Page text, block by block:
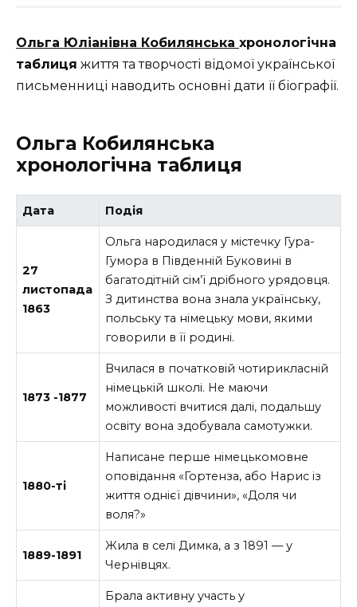
Ольга Юліанівна Кобилянська хронологічна
таблиця життя та творчості відомої української
письменниці наводить основні дати її біографії.
Ольга Кобилянська
хронологічна таблиця
Дата Подія
27
листопада
1863
Ольга народилася у містечку Гура-
Гумора в Південній Буковині в
багатодітній сім’ї дрібного урядовця.
З дитинства вона знала українську,
польську та німецьку мови, якими
говорили в її родині.
1873 -1877
Вчилася в початковій чотирикласній
німецькій школі. Не маючи
можливості вчитися далі, подальшу
освіту вона здобувала самотужки.
1880-ті
Написане перше німецькомовне
оповідання «Гортенза, або Нарис із
життя однієї дівчини», «Доля чи
воля?»
1889-1891
Жила в селі Димка, а з 1891 — у
Чернівцях.
Брала активну участь у